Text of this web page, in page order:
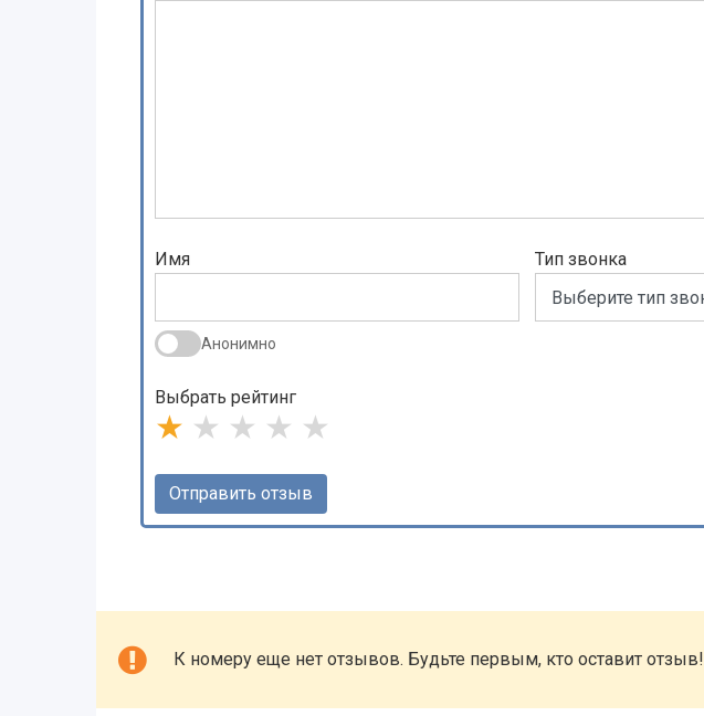
Имя
Анонимно
Тип звонка
Выбрать рейтинг
★ ★ ★ ★ ★
К номеру еще нет отзывов. Будьте первым, кто оставит отзыв!